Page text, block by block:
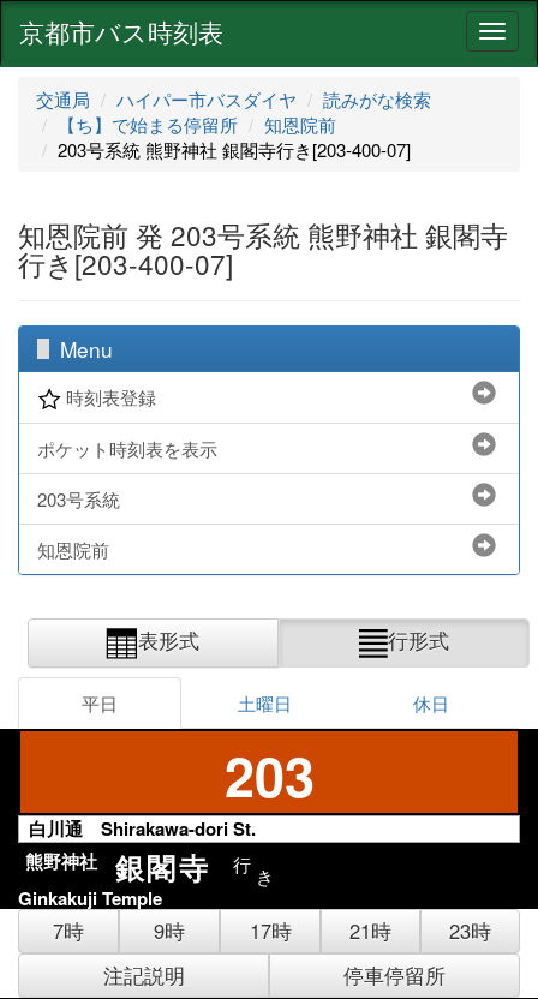
ナ
ビ
京都市バス時刻表
交通局 ハイパー市バスダイヤ
読みがな検索
【ち】で始まる停留所
知恩院前
203号系統 熊野神社 銀閣寺行き[203-400-07]
知恩院前 発 203号系統 熊野神社 銀閣寺
行き[203-400-07]
Menu
時刻表登録
ポケット時刻表を表示
203号系統
知恩院前
表形式 行形式
平日 土曜日 休日
203
白川通 Shirakawa-dori St.
熊野神社
銀閣寺 行 き
Ginkakuji Temple
7時 9時 17時 21時
23時
注記説明
停車停留所